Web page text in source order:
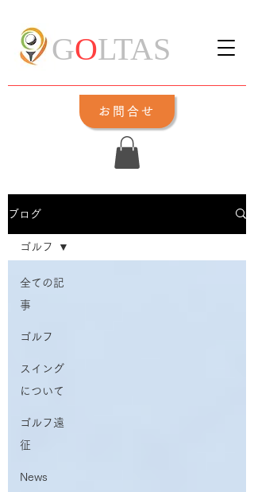
GOLTAS
お問合せ
ブログ
全ての記
事
ゴルフ
スイング
について
ゴルフ遠
征
News
ゴルフ